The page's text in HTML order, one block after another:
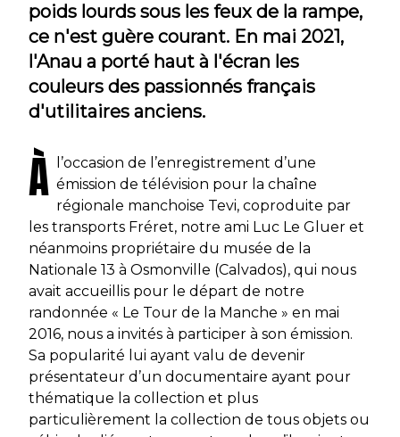
poids lourds sous les feux de la rampe,
ce n'est guère courant. En mai 2021,
l'Anau a porté haut à l'écran les
couleurs des passionnés français
d'utilitaires anciens.
À
l’occasion de l’enregistrement d’une
émission de télévision pour la chaîne
régionale manchoise Tevi, coproduite par
les transports Fréret, notre ami Luc Le Gluer et
néanmoins propriétaire du musée de la
Nationale 13 à Osmonville (Calvados), qui nous
avait accueillis pour le départ de notre
randonnée « Le Tour de la Manche » en mai
2016, nous a invités à participer à son émission.
Sa popularité lui ayant valu de devenir
présentateur d’un documentaire ayant pour
thématique la collection et plus
particulièrement la collection de tous objets ou